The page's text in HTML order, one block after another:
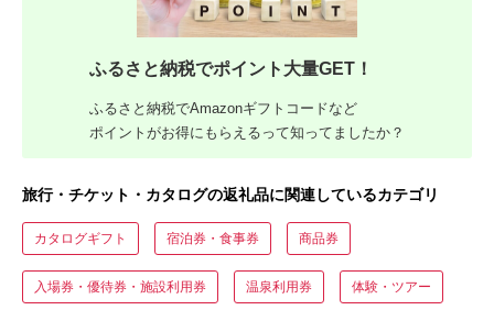
ふるさと納税でポイント大量GET！
ふるさと納税でAmazonギフトコードなど
ポイントがお得にもらえるって知ってましたか？
旅行・チケット・カタログの返礼品に関連しているカテゴリ
カタログギフト 宿泊券・食事券 商品券
入場券・優待券・施設利用券 温泉利用券 体験・ツアー